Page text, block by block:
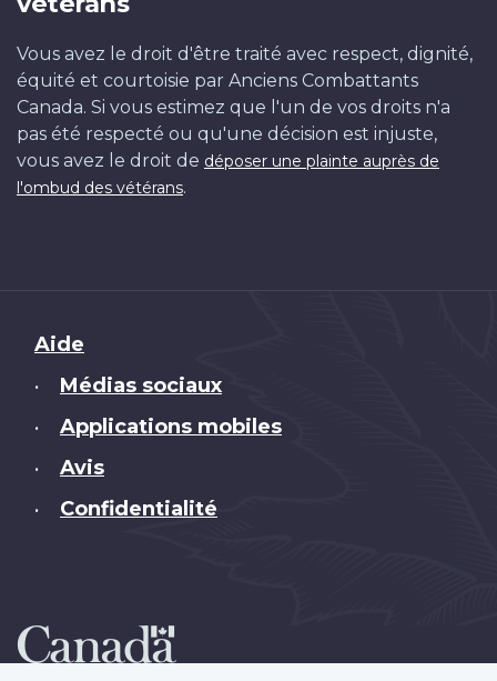
Vous avez le droit d'être traité avec respect, dignité,
équité et courtoisie par Anciens Combattants
Canada. Si vous estimez que l'un de vos droits n'a
pas été respecté ou qu'une décision est injuste,
vous avez le droit de déposer une plainte auprès de
l'ombud des vétérans.
Brand
Aide
• Médias sociaux
• Applications mobiles
• Avis
• Confidentialité